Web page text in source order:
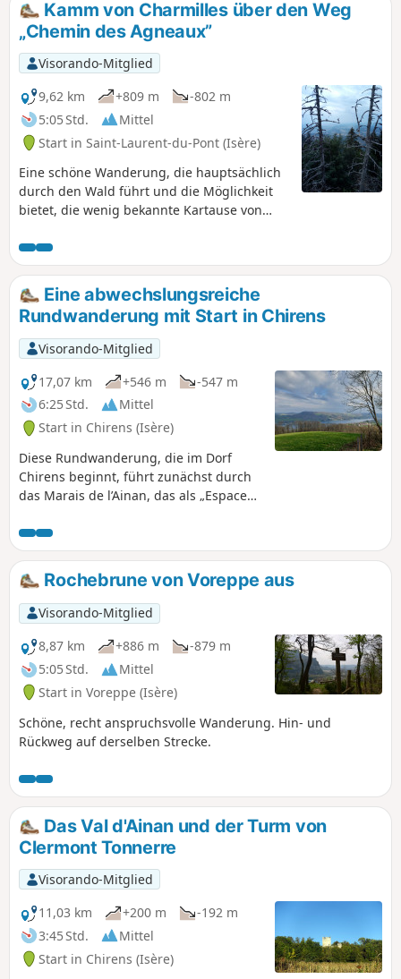
Kamm von Charmilles über den Weg
„Chemin des Agneaux”
Visorando-Mitglied
9,62 km
+809 m
-802 m
5:05 Std.
Mittel
Start in Saint-Laurent-du-Pont (Isère)
Eine schöne Wanderung, die hauptsächlich
durch den Wald führt und die Möglichkeit
bietet, die wenig bekannte Kartause von
Chartreuse von den Bergkämmen aus zu
entdecken.
Eine abwechslungsreiche
Rundwanderung mit Start in Chirens
Visorando-Mitglied
17,07 km
+546 m
-547 m
6:25 Std.
Mittel
Start in Chirens (Isère)
Diese Rundwanderung, die im Dorf
Chirens beginnt, führt zunächst durch
das Marais de l’Ainan, das als „Espace
Naturgebiet) ausgewiesen ist, dann
folgt ein Aufstieg durch den Wald in
Richtung Croix des Cochettes und
anschließend zur Motte Castrale du
Châtelar. Der Rückweg führt über den
Turm von Clermont-Tonnerre und den
Guillermet, dann über einen Weg
gegenüber von Bavonne.
Rochebrune von Voreppe aus
Visorando-Mitglied
8,87 km
+886 m
-879 m
5:05 Std.
Mittel
Start in Voreppe (Isère)
Schöne, recht anspruchsvolle Wanderung. Hin- und
Rückweg auf derselben Strecke.
Das Val d'Ainan und der Turm von
Clermont Tonnerre
Visorando-Mitglied
11,03 km
+200 m
-192 m
3:45 Std.
Mittel
Start in Chirens (Isère)